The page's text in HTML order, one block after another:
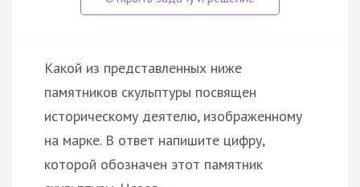
Какой из представленных ниже
памятников скульптуры посвящен
историческому деятелю, изображенному
на марке. В ответ напишите цифру,
которой обозначен этот памятник